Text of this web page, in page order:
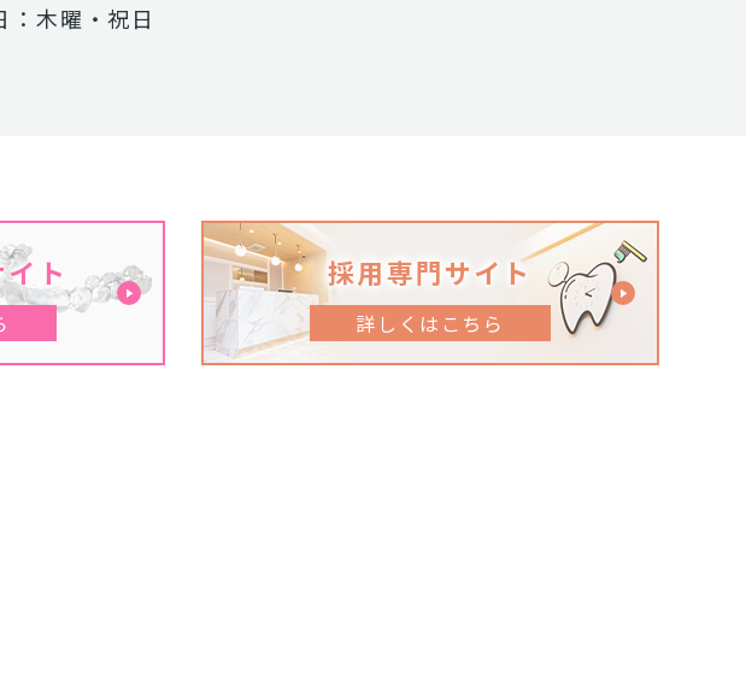
木曜・祝日
ト 採用専門サイト
詳しくはこちら